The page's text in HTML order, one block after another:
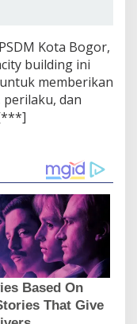
Kota Bogor,
building ini
memberikan
dan